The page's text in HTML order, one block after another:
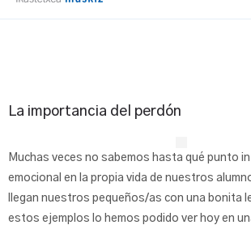
La importancia del perdón
Muchas veces no sabemos hasta qué punto
emocional en la propia vida de nuestros
llegan nuestros pequeños/as con una bonita
estos ejemplos lo hemos podido ver hoy en